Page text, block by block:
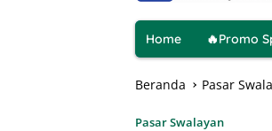
Home 🔥Promo
Beranda Pasar
Pasar Swalayan